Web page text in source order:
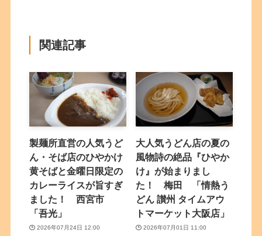
関連記事
製麺所直営の人気うど
ん・そば店のひやかけ
黄そばと金曜日限定の
カレーライスが旨すぎ
ました！ 西宮市
「吾光」
2026年07月24日 12:00
大人気うどん店の夏の
風物詩の絶品『ひやか
け』が始まりまし
た！ 梅田 「情熱う
どん 讃州 タイムアウ
トマーケット大阪店」
2026年07月01日 11:00